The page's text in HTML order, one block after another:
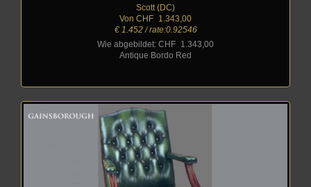
Scott (DC)
Von CHF
1.343,00
€ 1.452 / rate:0.92546
Wie abgebildet: CHF
1.343,00
Antique Bordo Red